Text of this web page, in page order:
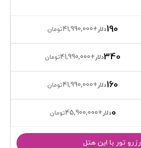
190دلار+
41,990,000تومان
340دلار+
41,990,000تومان
160دلار+
41,990,000تومان
0دلار+
45,900,000تومان
رزرو تور با این هتل